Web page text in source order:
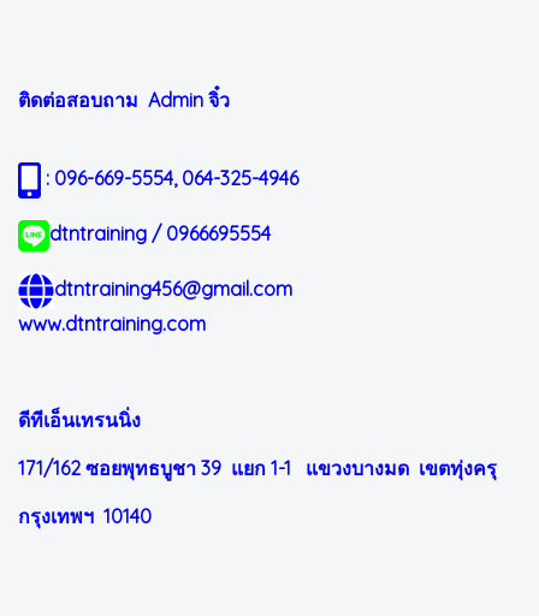
ติดต่อสอบถาม Admin จิ๋ว
: 096-669-5554, 064-325-4946
dtntraining / 0966695554
dtntraining456@gmail.com
www.dtntraining.com
ดีทีเอ็นเทรนนิ่ง
171/162 ซอยพุทธบูชา 39 แยก 1-1 แขวงบางมด เขตทุ่งครุ
กรุงเทพฯ 10140